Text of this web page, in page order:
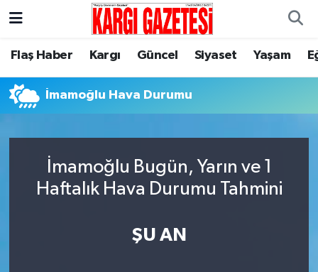
Flaş Haber Kargı Güncel Siyaset Yaşam
İmamoğlu Hava Durumu
İmamoğlu Bugün, Yarın ve 1
Haftalık Hava Durumu Tahmini
ŞU AN
Flaş Haber
Kargı
Siyaset
Yaşam
Nöbetçi Eczaneler
Hava Durumu
Trafik Durumu
Süper Lig Puan Durumu ve Fikstür